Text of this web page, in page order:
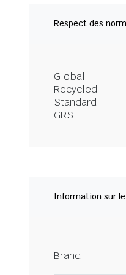
Respect des
Global
Recycled
Standard -
GRS
Information sur
Brand